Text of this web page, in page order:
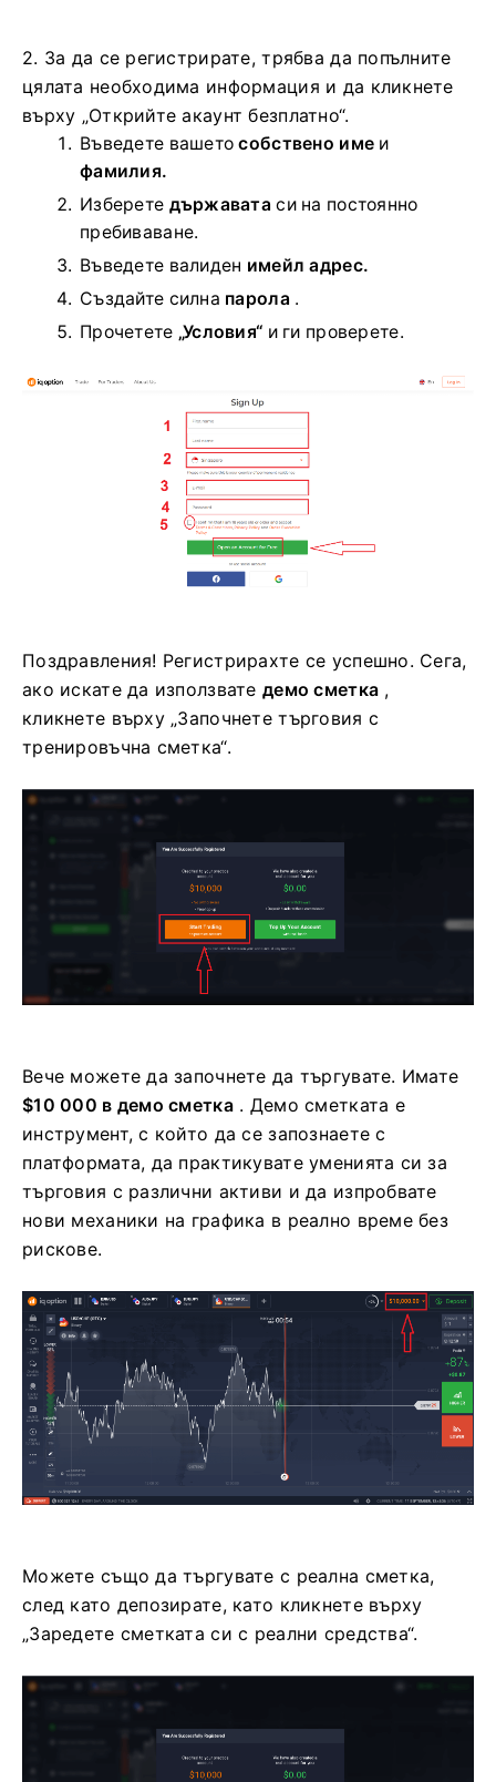
2. За да се регистрирате, трябва да попълните
цялата необходима информация и да кликнете
върху „Открийте акаунт безплатно“.
Въведете вашетособствено име и
фамилия.
Изберете държавата си на постоянно
пребиваване.
Въведете валиден имейл адрес.
Създайте силна парола .
Прочетете „Условия“ и ги проверете.
Поздравления! Регистрирахте се успешно. Сега,
ако искате да използвате демо сметка ,
кликнете върху „Започнете търговия с
тренировъчна сметка“.
Вече можете да започнете да търгувате. Имате
$10 000 в демо сметка. Демо сметката е
инструмент, с който да се запознаете с
платформата, да практикувате уменията си за
търговия с различни активи и да изпробвате
нови механики на графика в реално време без
рискове.
Можете също да търгувате с реална сметка,
след като депозирате, като кликнете върху
„Заредете сметката си с реални средства“.